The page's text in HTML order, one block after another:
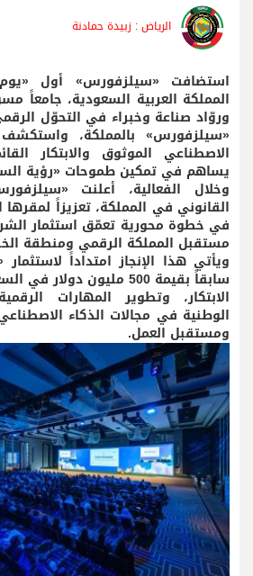
الرياض : زبيدة حمادنة
استضافت «سيلزفورس» أول «يوم
المملكة العربية السعودية، جامعاً
وروّاد صناعة وخبراء في التحوّل
«سيلزفورس» بالمملكة،
الاصطناعي الموثوق والابتكار
يساهم في تمكين طموحات «رؤية
وخلال الفعالية، أعلنت
القانوني في المملكة، تعزيزاً
في خطوة محورية تعمّق استثمار
مستقبل المملكة الرقمي ومنطقة
ويأتي هذا الإنجاز امتداداً
سابقاً بقيمة 500 مليون
الابتكار، وتطوير المهارات
الوطنية في مجالات الذكاء
ومستقبل العمل.